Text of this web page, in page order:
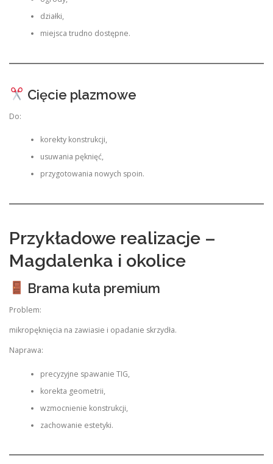
działki,
miejsca trudno dostępne.
Cięcie plazmowe
Do:
korekty konstrukcji,
usuwania pęknięć,
przygotowania nowych spoin.
Przykładowe realizacje –
Magdalenka i okolice
Brama kuta premium
Problem:
mikropęknięcia na zawiasie i opadanie skrzydła.
Naprawa:
precyzyjne spawanie TIG,
korekta geometrii,
wzmocnienie konstrukcji,
zachowanie estetyki.